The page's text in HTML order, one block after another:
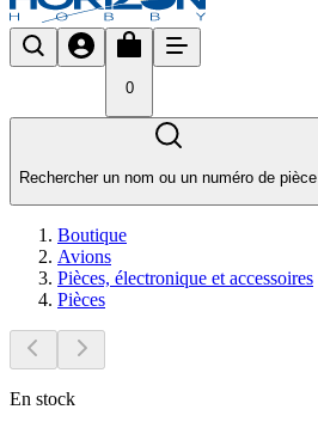
0
Rechercher un nom ou un numéro de pièce
Boutique
Avions
Pièces, électronique et accessoires
Pièces
En stock